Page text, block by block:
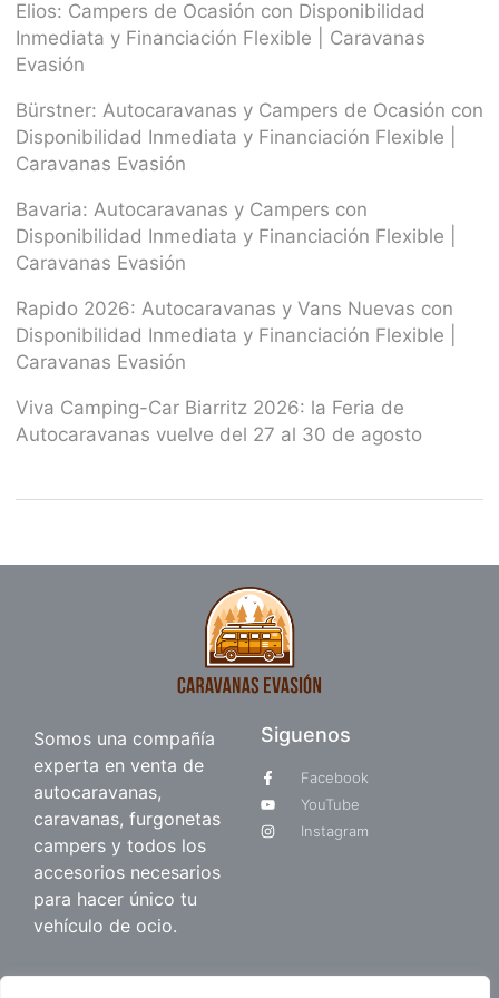
Elios: Campers de Ocasión con Disponibilidad
Inmediata y Financiación Flexible | Caravanas
Evasión
Bürstner: Autocaravanas y Campers de Ocasión con
Disponibilidad Inmediata y Financiación Flexible |
Caravanas Evasión
Bavaria: Autocaravanas y Campers con
Disponibilidad Inmediata y Financiación Flexible |
Caravanas Evasión
Rapido 2026: Autocaravanas y Vans Nuevas con
Disponibilidad Inmediata y Financiación Flexible |
Caravanas Evasión
Viva Camping-Car Biarritz 2026: la Feria de
Autocaravanas vuelve del 27 al 30 de agosto
Somos una compañía
experta en venta de
autocaravanas,
caravanas, furgonetas
campers y todos los
accesorios necesarios
para hacer único tu
vehículo de ocio.
Siguenos
Facebook
YouTube
Instagram